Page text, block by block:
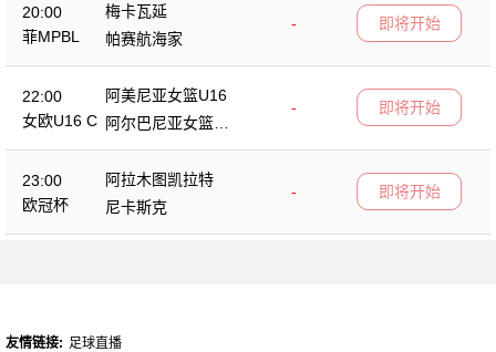
20:00
菲MPBL
梅卡瓦延
-
帕赛航海家
即将开始
22:00
女欧U16 C
阿美尼亚女篮U16
-
阿尔巴尼亚女篮U1
6
即将开始
23:00
欧冠杯
阿拉木图凯拉特
-
尼卡斯克
即将开始
友情链接: 足球直播